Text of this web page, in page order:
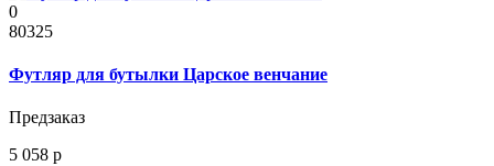
0
80325
Футляр для бутылки Царское венчание
Предзаказ
5 058 р